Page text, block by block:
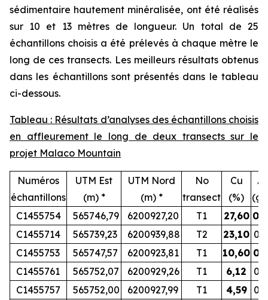
sédimentaire hautement minéralisée, ont été réalisés
sur 10 et 13 mètres de longueur. Un total de 25
échantillons choisis a été prélevés à chaque mètre le
long de ces transects. Les meilleurs résultats obtenus
dans les échantillons sont présentés dans le tableau
ci-dessous.
Tableau : Résultats d’analyses des échantillons choisis
en affleurement le long de deux transects sur le
projet Malaco Mountain
Numéros
échantillons
UTM Est
(m) *
UTM Nord
(m) *
No
transect
Cu
(%)
C1455754
565746,79 6200927,20 T1 27,60
C1455714
565739,23 6200939,88 T2 23,10
C1455753
565747,57 6200923,81 T1 10,60
C1455761
565752,07 6200929,26 T1 6,12
C1455757
565752,00 6200927,99 T1 4,59